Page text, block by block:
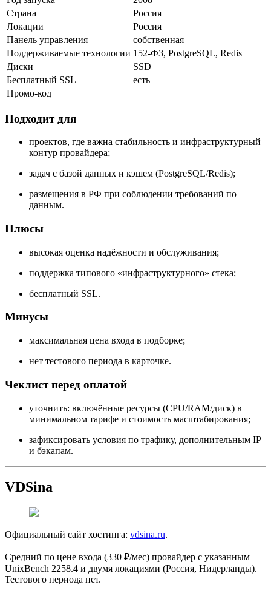
Страна
Россия
Локации
Россия
Панель управления
собственная
Поддерживаемые технологии 152-ФЗ, PostgreSQL, Redis
Диски
SSD
Бесплатный SSL
есть
Промо-код
Подходит для
проектов, где важна стабильность и инфраструктурный
контур провайдера;
задач с базой данных и кэшем (PostgreSQL/Redis);
размещения в РФ при соблюдении требований по
данным.
Плюсы
высокая оценка надёжности и обслуживания;
поддержка типового «инфраструктурного» стека;
бесплатный SSL.
Минусы
максимальная цена входа в подборке;
нет тестового периода в карточке.
Чеклист перед оплатой
уточнить: включённые ресурсы (CPU/RAM/диск) в
минимальном тарифе и стоимость масштабирования;
зафиксировать условия по трафику, дополнительным IP
и бэкапам.
VDSina
Официальный сайт хостинга: vdsina.ru.
Средний по цене входа (330 ₽/мес) провайдер с указанным
UnixBench 2258.4 и двумя локациями (Россия, Нидерланды).
Тестового периода нет.